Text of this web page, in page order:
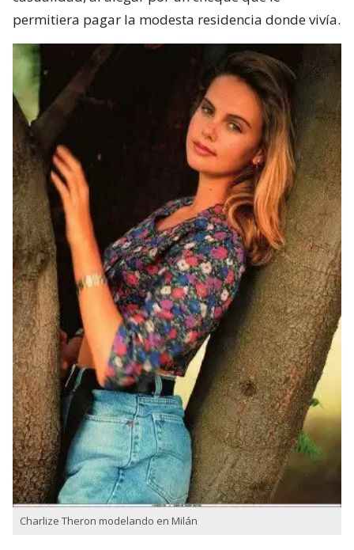
permitiera pagar la modesta residencia donde vivía.
Charlize Theron modelando en Milán